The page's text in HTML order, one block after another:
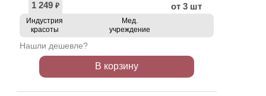
1 249 ₽ от 3 шт
Индустрия
красоты
Мед.
учреждение
Нашли дешевле?
В корзину